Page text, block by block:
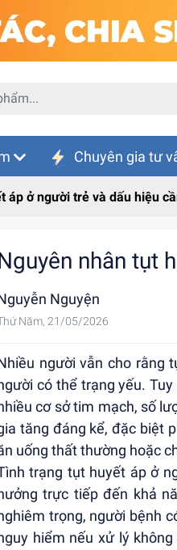
Chuyên gia tư
áp ở người trẻ và dấu hiệu
nhân tụt
Nguyện
Năm, 21/05/2026
người vẫn cho rằng
có thể trạng yếu.
cơ sở tim mạch, số
tăng đáng kể, đặc biệt
uống thất thường hoặc
trạng tụt huyết áp ở
trực tiếp đến khả
trọng, người bệnh
hiểm nếu xử lý